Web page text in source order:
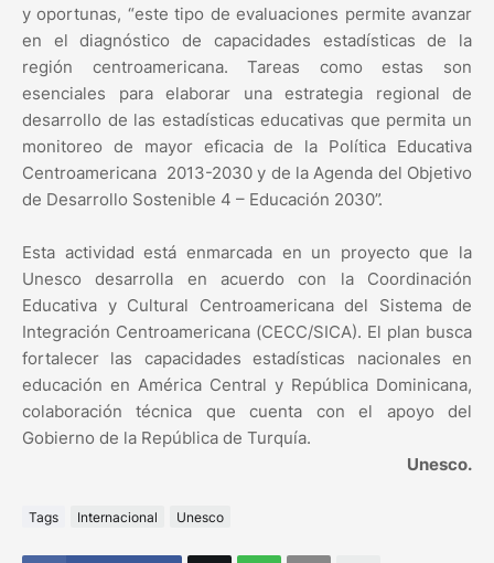
y oportunas, “este tipo de evaluaciones permite avanzar
en el diagnóstico de capacidades estadísticas de la
región centroamericana. Tareas como estas son
esenciales para elaborar una estrategia regional de
desarrollo de las estadísticas educativas que permita un
monitoreo de mayor eficacia de la Política Educativa
Centroamericana 2013-2030 y de la Agenda del Objetivo
de Desarrollo Sostenible 4 – Educación 2030”.
Esta actividad está enmarcada en un proyecto que la
Unesco desarrolla en acuerdo con la Coordinación
Educativa y Cultural Centroamericana del Sistema de
Integración Centroamericana (CECC/SICA). El plan busca
fortalecer las capacidades estadísticas nacionales en
educación en América Central y República Dominicana,
colaboración técnica que cuenta con el apoyo del
Gobierno de la República de Turquía.
Unesco.
Tags Internacional Unesco